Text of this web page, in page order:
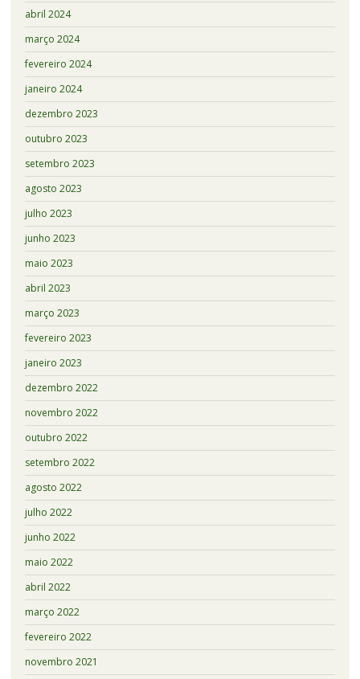
abril 2024
março 2024
fevereiro 2024
janeiro 2024
dezembro 2023
outubro 2023
setembro 2023
agosto 2023
julho 2023
junho 2023
maio 2023
abril 2023
março 2023
fevereiro 2023
janeiro 2023
dezembro 2022
novembro 2022
outubro 2022
setembro 2022
agosto 2022
julho 2022
junho 2022
maio 2022
abril 2022
março 2022
fevereiro 2022
novembro 2021